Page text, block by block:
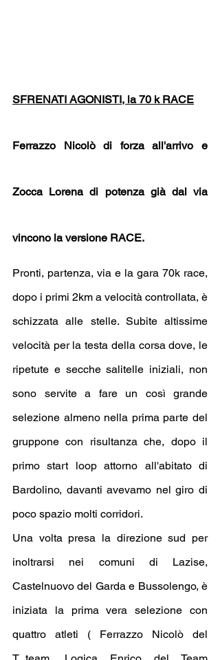
SFRENATI AGONISTI, la 70 k RACE
Ferrazzo Nicolò di forza all'arrivo e
Zocca Lorena di potenza già dal via
vincono la versione RACE.
Pronti, partenza, via e la gara 70k race,
dopo i primi 2km a velocità controllata, è
schizzata alle stelle. Subite altissime
velocità per la testa della corsa dove, le
ripetute e secche salitelle iniziali, non
sono servite a fare un così grande
selezione almeno nella prima parte del
gruppone con risultanza che, dopo il
primo start loop attorno all'abitato di
Bardolino, davanti avevamo nel giro di
poco spazio molti corridori.
Una volta presa la direzione sud per
inoltrarsi nei comuni di Lazise,
Castelnuovo del Garda e Bussolengo, è
iniziata la prima vera selezione con
quattro atleti ( Ferrazzo Nicolò del